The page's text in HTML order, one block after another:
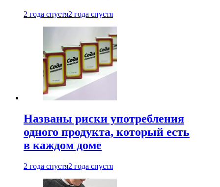
2 года спустя2 года спустя
Названы риски употребления
одного продукта, который есть
в каждом доме
2 года спустя2 года спустя